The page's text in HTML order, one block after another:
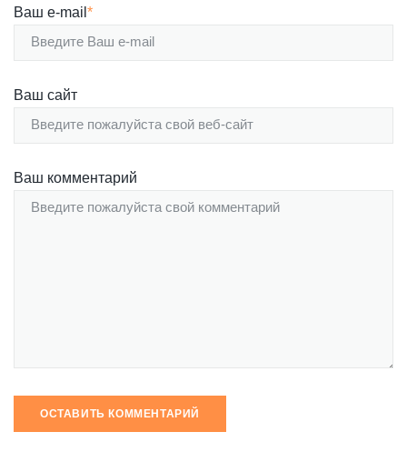
Ваш e-mail *
Ваш сайт
Ваш комментарий